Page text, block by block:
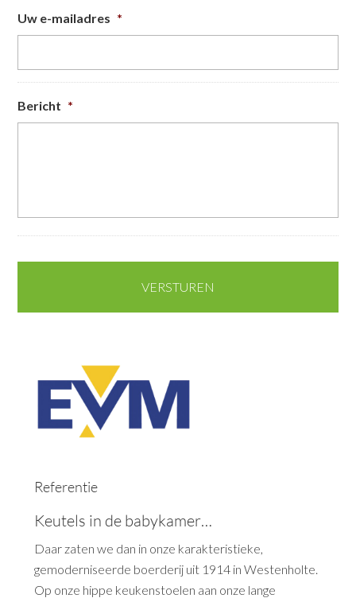
Uw e-mailadres *
Bericht *
Referentie
Keutels in de babykamer…
Daar zaten we dan in onze karakteristieke,
gemoderniseerde boerderij uit 1914 in Westenholte.
Op onze hippe keukenstoelen aan onze lange